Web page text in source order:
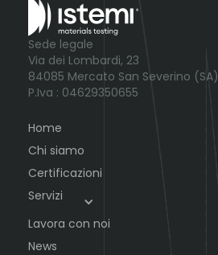
Sede legale
Via dei Lombardi, 23
84085 Mercato San Severino (SA)
P.Iva : 04629350655
Home
Chi siamo
Certificazioni
Servizi
Lavora con noi
News